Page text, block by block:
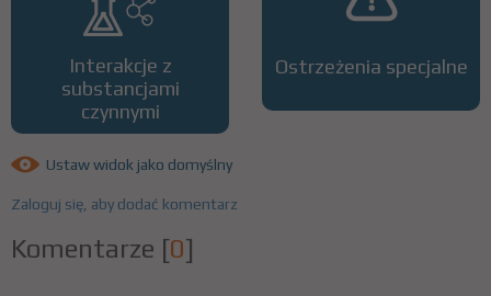
Interakcje z
substancjami
czynnymi
Ostrzeżenia specjalne
Ustaw widok jako domyślny
Zaloguj się, aby dodać komentarz
Komentarze [0]